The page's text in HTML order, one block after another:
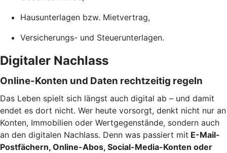
Hausunterlagen bzw. Mietvertrag,
Versicherungs- und Steuerunterlagen.
Digitaler Nachlass
Online-Konten und Daten rechtzeitig regeln
Das Leben spielt sich längst auch digital ab – und damit
endet es dort nicht. Wer heute vorsorgt, denkt nicht nur an
Konten, Immobilien oder Wertgegenstände, sondern auch
an den digitalen Nachlass. Denn was passiert mit E-Mail-
Postfächern, Online-Abos, Social-Media-Konten oder